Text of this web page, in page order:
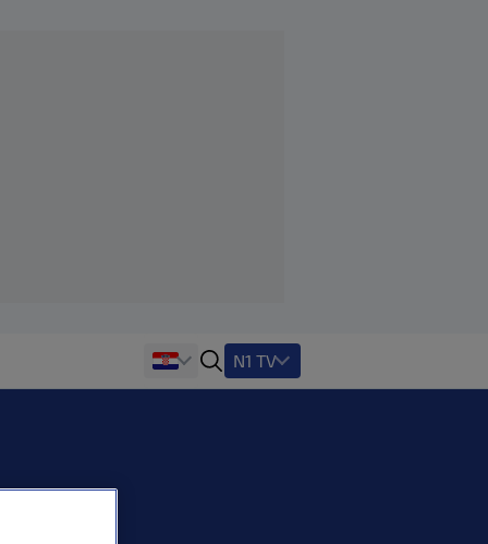
N1 TV